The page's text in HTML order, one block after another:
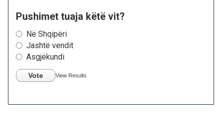
Pushimet tuaja këtë vit?
Në Shqipëri
Jashtë vendit
Asgjëkundi
Vote View Results